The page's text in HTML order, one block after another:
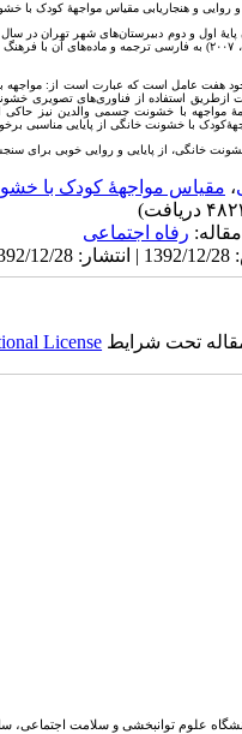
و هنجاریابی مقیاس مواجهۀ کودک با
و جانسون و شین، ۲۰۰۷) به فارسی ترجمه و
هفت عامل است که عبارت است از: مواجهه
خانگی، از پایایی و روایی خوبی برای
، مقیاس مواجهۀ کودک با
رفاه اجتماعی
تحت شرایط License
علوم توانبخشی و سلامت اجتماعی،